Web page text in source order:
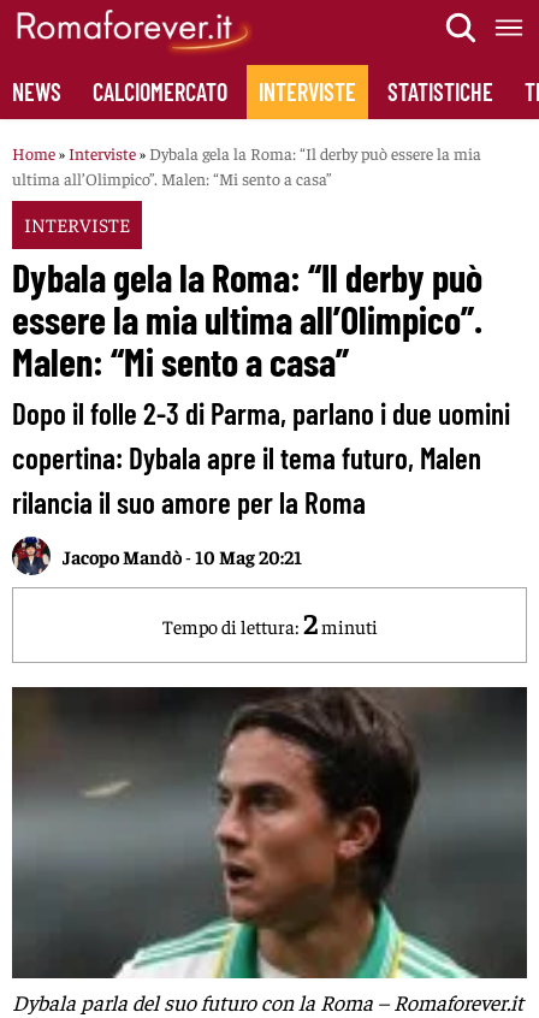
Skip
content
NEWS CALCIOMERCATO INTERVISTE STATISTICHE
Home»Interviste» Dybala gela la Roma: “Il derby può essere la mia
ultima all’Olimpico”. Malen: “Mi sento a casa”
INTERVISTE
Dybala gela la Roma: “Il derby può
essere la mia ultima all’Olimpico”.
Malen: “Mi sento a casa”
Dopo il folle 2-3 di Parma, parlano i due uomini
copertina: Dybala apre il tema futuro, Malen
rilancia il suo amore per la Roma
Jacopo Mandò-10 Mag 20:21
Tempo di lettura: 2minuti
Dybala parla del suo futuro con la Roma – Romaforever.it